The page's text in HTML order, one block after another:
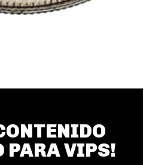
PARA VIPS!